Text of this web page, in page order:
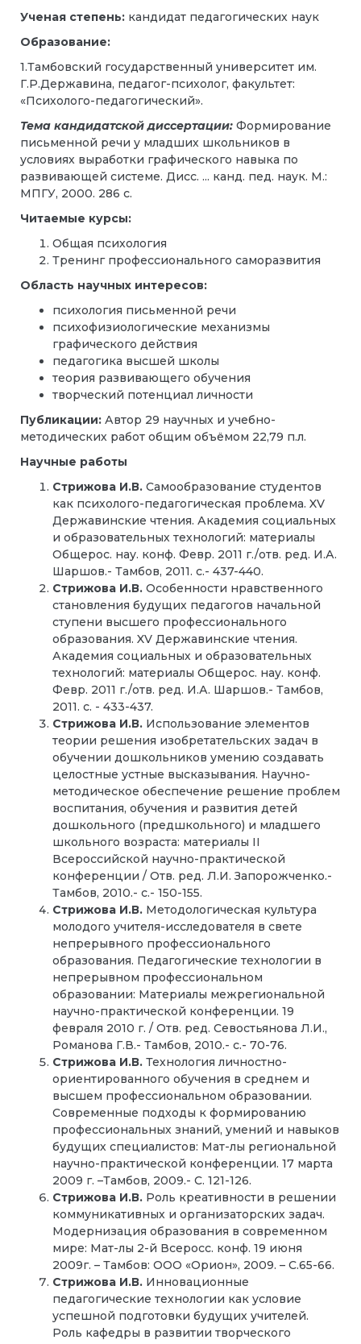
Ученая степень: кандидат педагогических наук
Образование:
1.Тамбовский государственный университет им.
Г.Р.Державина, педагог-психолог, факультет:
«Психолого-педагогический».
Тема кандидатской диссертации: Формирование
письменной речи у младших школьников в
условиях выработки графического навыка по
развивающей системе. Дисс. ... канд. пед. наук. М.:
МПГУ, 2000. 286 с.
Читаемые курсы:
Общая психология
Тренинг профессионального саморазвития
Область научных интересов:
психология письменной речи
психофизиологические механизмы
графического действия
педагогика высшей школы
теория развивающего обучения
творческий потенциал личности
Публикации: Автор 29 научных и учебно-
методических работ общим объёмом 22,79 п.л.
Научные работы
Стрижова И.В. Самообразование студентов
как психолого-педагогическая проблема. XV
Державинские чтения. Академия социальных
и образовательных технологий: материалы
Общерос. нау. конф. Февр. 2011 г./отв. ред. И.А.
Шаршов.- Тамбов, 2011. с.- 437-440.
Стрижова И.В. Особенности нравственного
становления будущих педагогов начальной
ступени высшего профессионального
образования. XV Державинские чтения.
Академия социальных и образовательных
технологий: материалы Общерос. нау. конф.
Февр. 2011 г./отв. ред. И.А. Шаршов.- Тамбов,
2011. с. - 433-437.
Стрижова И.В. Использование элементов
теории решения изобретательских задач в
обучении дошкольников умению создавать
целостные устные высказывания. Научно-
методическое обеспечение решение проблем
воспитания, обучения и развития детей
дошкольного (предшкольного) и младшего
школьного возраста: материалы II
Всероссийской научно-практической
конференции / Отв. ред. Л.И. Запорожченко.-
Тамбов, 2010.- с.- 150-155.
Стрижова И.В. Методологическая культура
молодого учителя-исследователя в свете
непрерывного профессионального
образования. Педагогические технологии в
непрерывном профессиональном
образовании: Материалы межрегиональной
научно-практической конференции. 19
февраля 2010 г. / Отв. ред. Севостьянова Л.И.,
Романова Г.В.- Тамбов, 2010.- с.- 70-76.
Стрижова И.В. Технология личностно-
ориентированного обучения в среднем и
высшем профессиональном образовании.
Современные подходы к формированию
профессиональных знаний, умений и навыков
будущих специалистов: Мат-лы региональной
научно-практической конференции. 17 марта
2009 г. –Тамбов, 2009.- С. 121-126.
Стрижова И.В. Роль креативности в решении
коммуникативных и организаторских задач.
Модернизация образования в современном
мире: Мат-лы 2-й Всеросс. конф. 19 июня
2009г. – Тамбов: ООО «Орион», 2009. – С.65-66.
Стрижова И.В. Инновационные
педагогические технологии как условие
успешной подготовки будущих учителей.
Роль кафедры в развитии творческого